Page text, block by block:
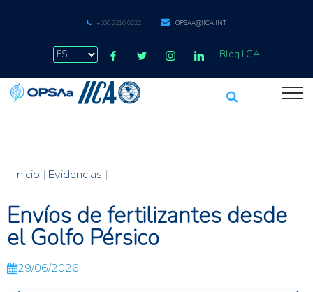
+506 2216 0222 OPSAA@IICA.INT
Blog IICA
Inicio | Evidencias |
Envíos de fertilizantes desde
el Golfo Pérsico
29/06/2026